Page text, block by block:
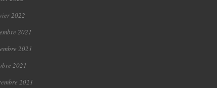
2022
2021
2021
2021
2021